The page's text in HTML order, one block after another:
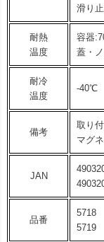
滑り
耐熱
温度
容器
蓋・
耐冷
温度
-40℃
備考
取り
マグ
JAN
品番
5718
5719